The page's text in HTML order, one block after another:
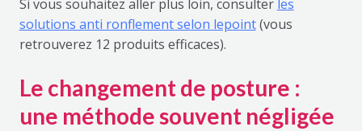
Si vous souhaitez aller plus loin, consulter les
solutions anti ronflement selon lepoint(vous
retrouverez 12 produits efficaces).
Le changement de posture :
une méthode souvent négligée